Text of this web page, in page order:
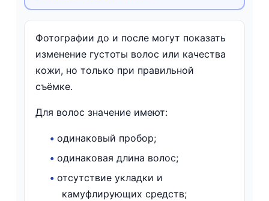
Фотографии до и после могут показать
изменение густоты волос или качества
кожи, но только при правильной
съёмке.
Для волос значение имеют:
• одинаковый пробор;
• одинаковая длина волос;
• отсутствие укладки и
камуфлирующих средств;